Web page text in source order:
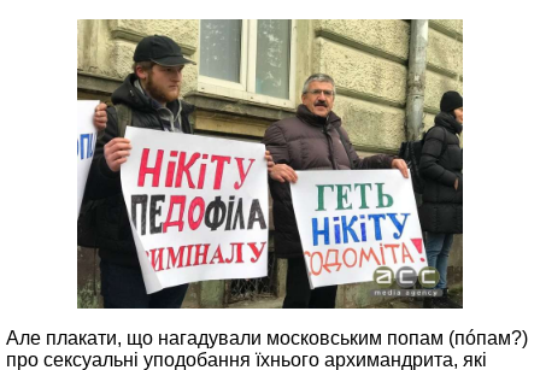
Але плакати, що нагадували московським попам (пóпам?)
про сексуальні уподобання їхнього архимандрита, які